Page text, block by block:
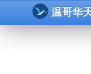
温哥华